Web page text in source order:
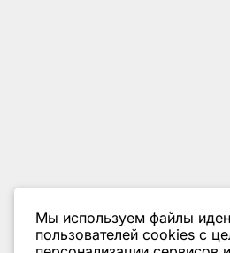
Мы используем файлы
пользователей cookies с